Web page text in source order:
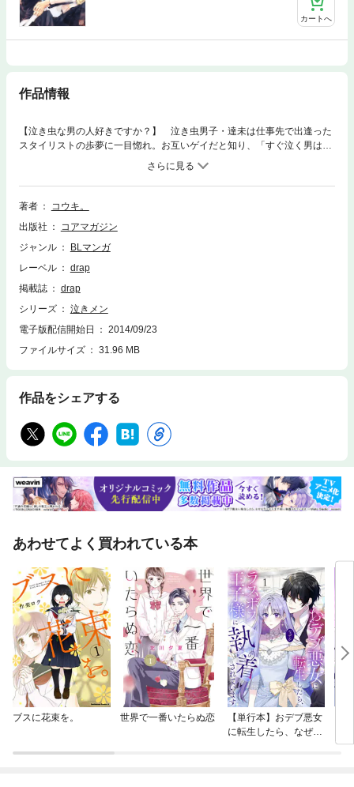
カートへ
作品情報
【泣き虫な男の人好きですか？】 泣き虫男子・達未は仕事先で出逢った
スタイリストの歩夢に一目惚れ。お互いゲイだと知り、「すぐ泣く男は嫌
い？」と告白するも、イジワルな歩夢にあっさりふられてしまい！？ ちょ
っぴりSとMな二人の恋の行方とは…？？
著者
コウキ。
出版社
コアマガジン
ジャンル
BLマンガ
レーベル
drap
掲載誌
drap
シリーズ
泣きメン
電子版配信開始日
2014/09/23
ファイルサイズ
31.96 MB
作品をシェアする
あわせてよく買われている本
ブスに花束を。 世界で一番いたらぬ恋
【単行本】おデブ悪女
に転生したら、なぜか